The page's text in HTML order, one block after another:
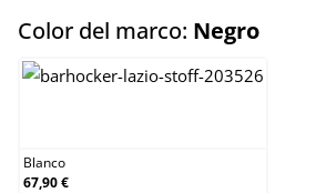
Color del marco: Negroselect
Blanco
67,90 €